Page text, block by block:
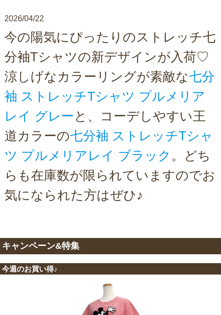
2026/04/22
今の陽気にぴったりのストレッチ七
分袖Tシャツの新デザインが入荷♡
涼しげなカラーリングが素敵な七分
袖 ストレッチTシャツ プルメリア
レイ グレー と、コーデしやすい王
道カラーの七分袖 ストレッチTシャ
ツ プルメリアレイ ブラック 。どち
らも在庫数が限られていますのでお
気になられた方はぜひ♪
キャンペーン&特集
今週のお買い得♪